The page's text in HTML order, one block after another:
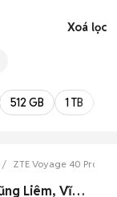
Xoá lọc
512 GB 1 TB
ZTE Voyage 40 Pro+
0 Zte Voyage 40 Pro Plus cũ Huyện Vũng Liêm, Vĩnh Long đẹp